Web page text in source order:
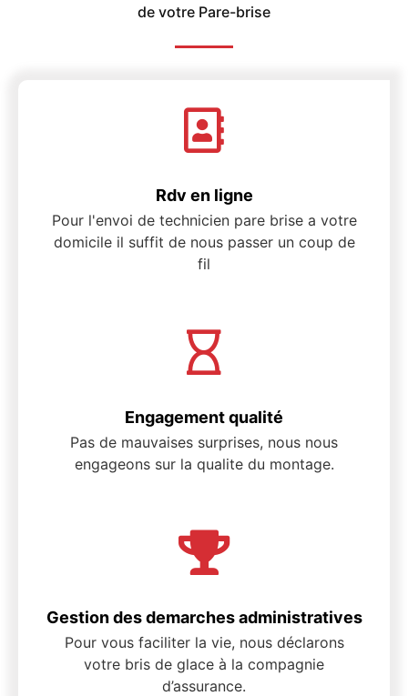
de votre Pare-brise
Rdv en ligne
Pour l'envoi de technicien pare brise a votre
domicile il suffit de nous passer un coup de
fil
Engagement qualité
Pas de mauvaises surprises, nous nous
engageons sur la qualite du montage.
Gestion des demarches administratives
Pour vous faciliter la vie, nous déclarons
votre bris de glace à la compagnie
d’assurance.